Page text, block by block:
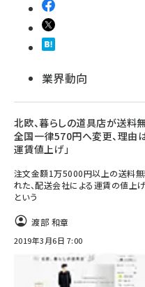
業界動向
北欧、暮らしの道具店が送料
全国一律570円へ変更、理由
運賃値上げ」
注文金額1万5000円以上の送料
れた、配送会社による運賃の値上
という
渡部 和章
2019年3月6日 7:00